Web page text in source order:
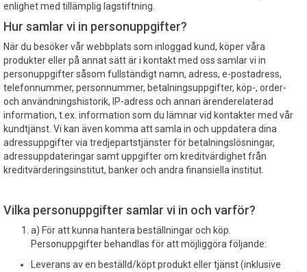
enlighet med tillämplig lagstiftning.
Hur samlar vi in personuppgifter?
När du besöker vår webbplats som inloggad kund, köper våra
produkter eller på annat sätt är i kontakt med oss samlar vi in
personuppgifter såsom fullständigt namn, adress, e-postadress,
telefonnummer, personnummer, betalningsuppgifter, köp-, order-
och användningshistorik, IP-adress och annan ärenderelaterad
information, t.ex. information som du lämnar vid kontakter med vår
kundtjänst. Vi kan även komma att samla in och uppdatera dina
adressuppgifter via tredjepartstjänster för betalningslösningar,
adressuppdateringar samt uppgifter om kreditvärdighet från
kreditvärderingsinstitut, banker och andra finansiella institut.
Vilka personuppgifter samlar vi in och varför?
a) För att kunna hantera beställningar och köp.
Personuppgifter behandlas för att möjliggöra följande:
Leverans av en beställd/köpt produkt eller tjänst (inklusive